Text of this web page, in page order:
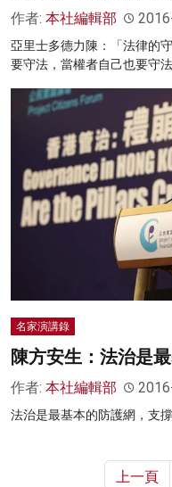
作者: 本社編輯部
亞里士多德力陳：「法律的
要守法，當權者自己也要守法
名家演講錄
陳方安生：法治是
作者: 本社編輯部
法治是最基本的防護網，支
上一頁